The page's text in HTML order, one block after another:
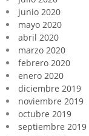
junio 2020
mayo 2020
abril 2020
marzo 2020
febrero 2020
enero 2020
diciembre 2019
noviembre 2019
octubre 2019
septiembre 2019